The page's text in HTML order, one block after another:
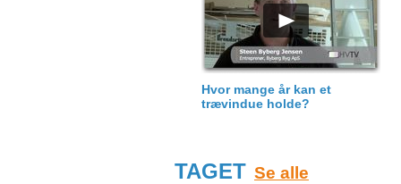
Hvor mange år kan et
trævindue holde?
TAGET Se alle